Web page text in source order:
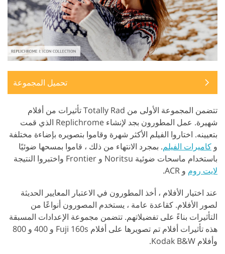
تحميل المجموعة
تتضمن المجموعة الأولى من Totally Rad تأثيرات من أفلام
شهيرة. عمل المطورون بجد لإنشاء Replichrome الذي قمت
بتعيينه. اختاروا الفيلم الأكثر شهرة وقاموا بتصويره بإضاءة مختلفة
و كاميرات الفيلم. بمجرد الانتهاء من ذلك ، قاموا بمسحها ضوئيًا
باستخدام ماسحات ضوئية Noritsu و Frontier واختبروا النتيجة
لايت روم و ACR.
عند اختيار الأفلام ، أخذ المطورون في الاعتبار المعايير الحديثة
لصور الأفلام. كقاعدة عامة ، يستخدم المصورون أنواعًا من
التأثيرات بناءً على تفضيلاتهم. تتضمن مجموعة الإعدادات المسبقة
هذه تأثيرات أفلام تم تصويرها على أفلام Fuji 160s و 400 و 800
وأفلام Kodak B&W.